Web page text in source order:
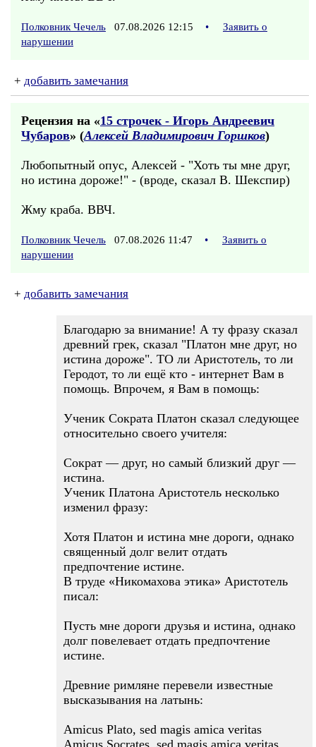
Полковник Чечель 07.08.2026 12:15 •
Заявить о
нарушении
+ добавить замечания
Рецензия на «15 строчек - Игорь Андреевич
Чубаров» (Алексей Владимирович Горшков)
Любопытный опус, Алексей - "Хоть ты мне друг,
но истина дороже!" - (вроде, сказал В. Шекспир)
Жму краба. ВВЧ.
Полковник Чечель 07.08.2026 11:47 •
Заявить о
нарушении
+ добавить замечания
Благодарю за внимание! А ту фразу сказал
древний грек, сказал "Платон мне друг, но
истина дороже". ТО ли Аристотель, то ли
Геродот, то ли ещё кто - интернет Вам в
помощь. Впрочем, я Вам в помощь:
Ученик Сократа Платон сказал следующее
относительно своего учителя:
Сократ — друг, но самый близкий друг —
истина.
Ученик Платона Аристотель несколько
изменил фразу:
Хотя Платон и истина мне дороги, однако
священный долг велит отдать
предпочтение истине.
В труде «Никомахова этика» Аристотель
писал:
Пусть мне дороги друзья и истина, однако
долг повелевает отдать предпочтение
истине.
Древние римляне перевели известные
высказывания на латынь:
Amicus Plato, sed magis amica veritas
Amicus Socrates, sed magis amica veritas